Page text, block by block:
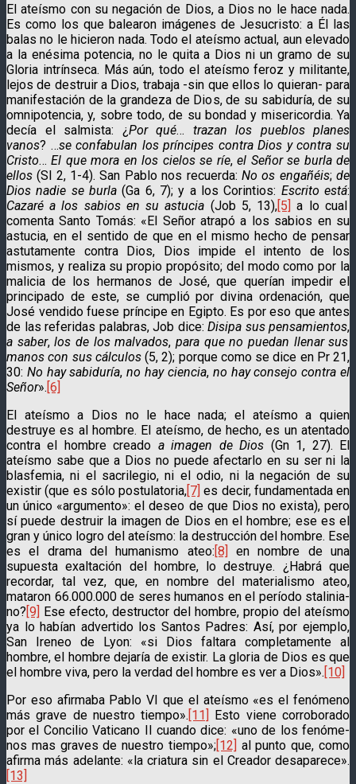
El ateísmo con su negación de Dios, a Dios no le hace nada.
Es como los que balearon imágenes de Jesucristo: a Él las
balas no le hicieron nada. Todo el ateísmo actual, aun elevado
a la enésima potencia, no le quita a Dios ni un gramo de su
Gloria intrínseca. Más aún, todo el ateísmo feroz y militante,
lejos de destruir a Dios, trabaja -sin que ellos lo quieran- para
manifestación de la grandeza de Dios, de su sabiduría, de su
omnipotencia, y, sobre todo, de su bondad y misericordia. Ya
decía el salmista: ¿Por qué… trazan los pueblos planes
vanos? …se confabulan los príncipes contra Dios y contra su
Cristo… El que mora en los cielos se ríe,el Señor se burla de
ellos (Sl 2, 1-4). San Pablo nos recuerda: No os engañéis;de
Dios nadie se burla (Ga 6, 7); y a los Corintios: Escrito está:
Cazaré a los sabios en su astucia (Job 5, 13),[5] a lo cual
comenta Santo Tomás: «El Señor atrapó a los sabios en su
astucia, en el sentido de que en el mismo hecho de pensar
astutamente contra Dios, Dios impide el intento de los
mismos, y realiza su propio propósito; del modo como por la
malicia de los hermanos de José, que querían impedir el
principado de este, se cumplió por divina ordenación, que
José vendido fuese príncipe en Egipto. Es por eso que antes
de las referidas palabras, Job dice: Disipa sus pensamientos,
a saber,los de los malvados, para que no puedan llenar sus
manos con sus cálculos(5, 2); porque como se dice en Pr 21,
30: No hay sabiduría, no hay ciencia,no hay consejo contra el
Señor».[6]
El ateísmo a Dios no le hace nada; el ateísmo a quien
destruye es al hombre. El ateísmo, de hecho, es un atentado
contra el hombre creado a imagen de Dios (Gn 1, 27). El
ateísmo sabe que a Dios no puede afectarlo en su ser ni la
blasfemia, ni el sacrilegio, ni el odio, ni la negación de su
existir (que es sólo postulatoria,[7] es decir, fundamentada en
un único «argumen­to»: el deseo de que Dios no exista), pero
sí puede destruir la imagen de Dios en el hombre; ese es el
gran y único logro del ateísmo: la destrucción del hombre. Ese
es el drama del humanismo ateo:[8] en nombre de una
supuesta exaltación del hombre, lo destruye. ¿Habrá que
recordar, tal vez, que, en nombre del materialismo ateo,
mataron 66.000.000 de seres humanos en el período stalinia­
no?[9] Ese efecto, destructor del hombre, propio del ateísmo
ya lo habían advertido los Santos Padres: Así, por ejemplo,
San Ireneo de Lyon: «si Dios faltara completa­mente al
hombre, el hombre dejaría de existir. La gloria de Dios es que
el hombre viva, pero la verdad del hombre es ver a Dios».[10]
Por eso afirmaba Pablo VI que el ateísmo «es el fenómeno
más grave de nuestro tiempo».[11] Esto viene corroborado
por el Concilio Vaticano II cuando dice: «uno de los fenóme­
nos mas graves de nuestro tiempo»;[12] al punto que, como
afirma más adelante: «la criatura sin el Creador desaparece».
[13]